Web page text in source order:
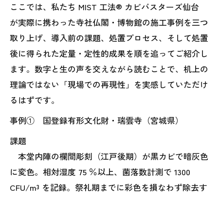
ここでは、私たち MIST 工法® カビバスターズ仙台
が実際に携わった寺社仏閣・博物館の施工事例を三つ
取り上げ、導入前の課題、処置プロセス、そして処置
後に得られた定量・定性的成果を順を追ってご紹介し
ます。数字と生の声を交えながら読むことで、机上の
理論ではない「現場での再現性」を実感していただけ
るはずです。
事例① 国登録有形文化財・瑞雲寺（宮城県）
課題
本堂内陣の欄間彫刻（江戸後期）が黒カビで暗灰色
に変色。相対湿度 75 ％以上、菌落数計測で 1300
CFU/m³ を記録。祭礼期までに彩色を損なわず除去す